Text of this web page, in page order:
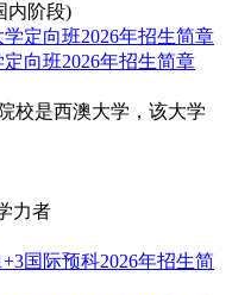
内阶段)
向班2026年招生简章
校是西澳大学，该大学
力者